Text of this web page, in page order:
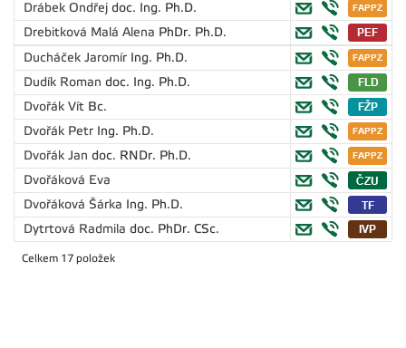
Drábek Ondřej doc. Ing. Ph.D.
Drebitková Malá Alena PhDr. Ph.D.
Ducháček Jaromír Ing. Ph.D.
Dudík Roman doc. Ing. Ph.D.
Dvořák Vít Bc.
Dvořák Petr Ing. Ph.D.
Dvořák Jan doc. RNDr. Ph.D.
Dvořáková Eva
Dvořáková Šárka Ing. Ph.D.
Dytrtová Radmila doc. PhDr. CSc.
Celkem 17 položek